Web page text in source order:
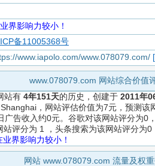
界影响力较小！
备11005368号
www.iapolo.com/www.078079.com/
www.078079.com 网站综合价值
站有 4年151天的历史，创建于 2011年
，网站评估价值为7元，预测该
广告收入约0元。谷歌对该网站评分为0
评分为 1 ，头条搜索为该网站评分为
业界影响力较小！
网站 www.078079.com 流量及权